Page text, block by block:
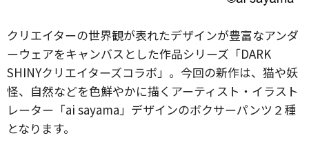
クリエイターの世界観が表れたデザインが豊富なアンダ
ーウェアをキャンバスとした作品シリーズ「DARK
SHINYクリエイターズコラボ」。今回の新作は、猫や妖
怪、自然などを色鮮やかに描くアーティスト・イラスト
レーター「ai sayama」デザインのボクサーパンツ２種
となります。